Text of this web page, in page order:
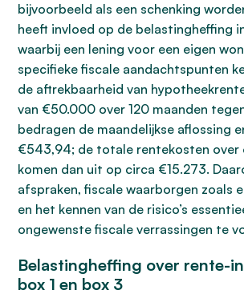
bijvoorbeeld als een schenking
heeft invloed op de belastingheffing
waarbij een lening voor een eigen
specifieke fiscale aandachtspunten
de aftrekbaarheid van
van €50.000 over 120 maanden
bedragen de maandelijkse aflossing
€543,94; de totale rentekosten over
komen dan uit op circa €15.273.
afspraken, fiscale waarborgen zoals
en het kennen van de risico’s
ongewenste fiscale verrassingen te
Belastingheffing over rente-
box 1 en box 3